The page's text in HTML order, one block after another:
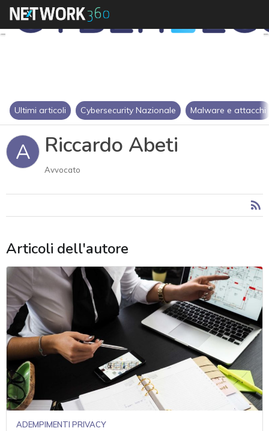
Ultimi articoli Cybersecurity Nazionale Malware e attacchi
A Riccardo Abeti
Avvocato
Articoli dell'autore
ADEMPIMENTI PRIVACY